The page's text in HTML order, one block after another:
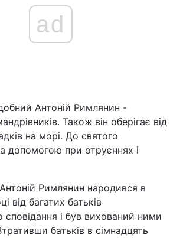
Політика
Світ
ad
Антоній Римлянин -
Також він оберігає від
на морі. До святого
допомогою при отруєннях і
Римлянин народився в
від багатих батьків
сповідання і був вихований ними
батьків в сімнадцять